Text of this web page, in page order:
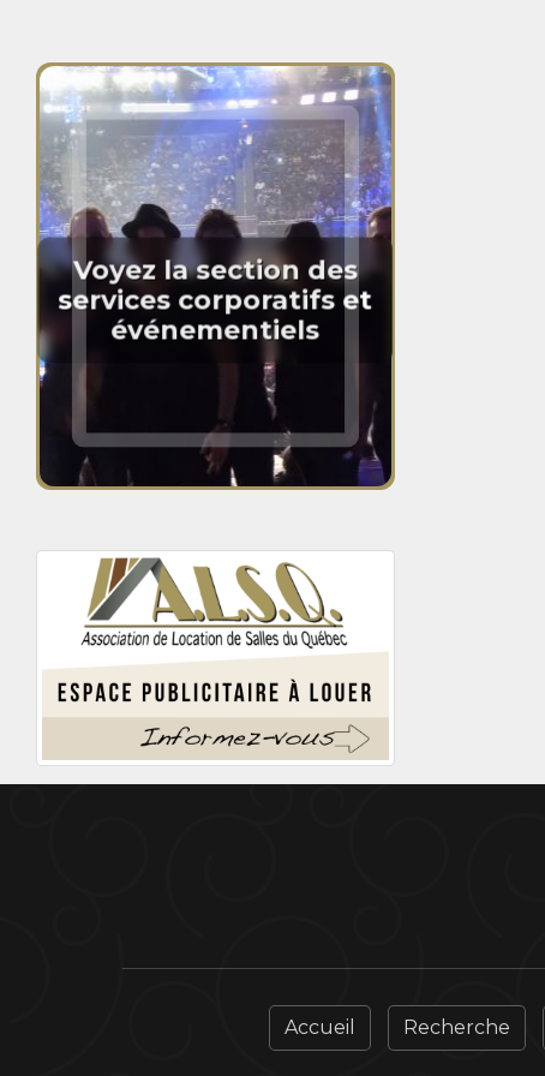
Voyez la section des
services corporatifs et
événementiels
Accueil Recherche